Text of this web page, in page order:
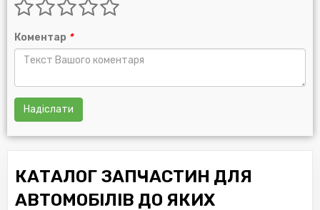
Коментар *
Надіслати
КАТАЛОГ ЗАПЧАСТИН ДЛЯ
АВТОМОБІЛІВ ДО ЯКИХ